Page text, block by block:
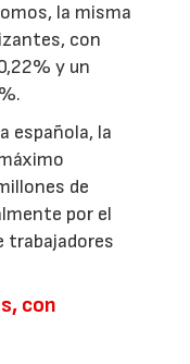
la misma
con
y un
española, la
de
por el
trabajadores
con